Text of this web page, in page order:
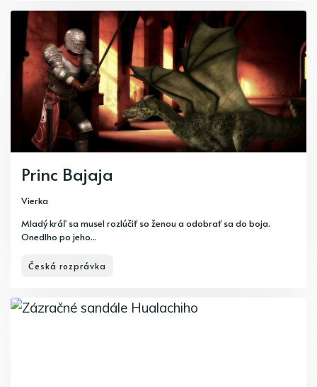
Princ Bajaja
Vierka
Mladý kráľ sa musel rozlúčiť so ženou a odobrať sa do boja.
Onedlho po jeho...
Česká rozprávka